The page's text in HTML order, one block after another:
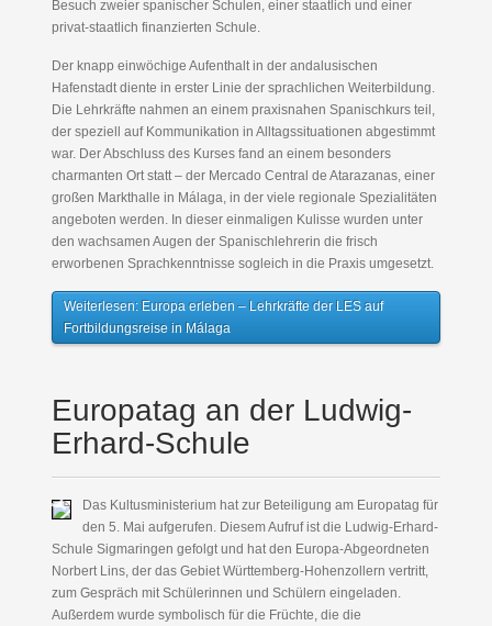
Besuch zweier spanischer Schulen, einer staatlich und einer
privat-staatlich finanzierten Schule.
Der knapp einwöchige Aufenthalt in der andalusischen
Hafenstadt diente in erster Linie der sprachlichen Weiterbildung.
Die Lehrkräfte nahmen an einem praxisnahen Spanischkurs teil,
der speziell auf Kommunikation in Alltagssituationen abgestimmt
war. Der Abschluss des Kurses fand an einem besonders
charmanten Ort statt – der Mercado Central de Atarazanas, einer
großen Markthalle in Málaga, in der viele regionale Spezialitäten
angeboten werden. In dieser einmaligen Kulisse wurden unter
den wachsamen Augen der Spanischlehrerin die frisch
erworbenen Sprachkenntnisse sogleich in die Praxis umgesetzt.
Weiterlesen: Europa erleben – Lehrkräfte der LES auf
Fortbildungsreise in Málaga
Europatag an der Ludwig-
Erhard-Schule
Das Kultusministerium hat zur Beteiligung am Europatag für
den 5. Mai aufgerufen. Diesem Aufruf ist die Ludwig-Erhard-
Schule Sigmaringen gefolgt und hat den Europa-Abgeordneten
Norbert Lins, der das Gebiet Württemberg-Hohenzollern vertritt,
zum Gespräch mit Schülerinnen und Schülern eingeladen.
Außerdem wurde symbolisch für die Früchte, die die